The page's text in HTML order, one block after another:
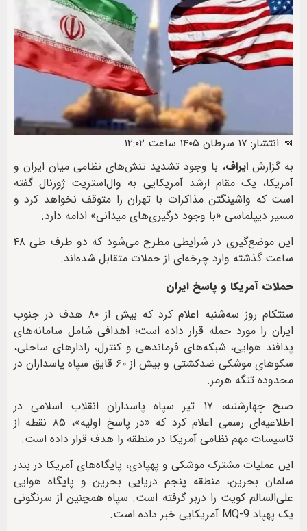
📅 انتشار: ۱۷ سرطان ۱۴۰۵ ساعت ۱۲:۰۲
به گزارش ایراف، با وجود تشدید تنش‌های نظامی میان ایران و
آمریکا، یک مقام ارشد آمریکایی به وال‌استریت ژورنال گفته
است که واشینگتن مذاکرات با تهران را متوقف نخواهد کرد و
مسیر دیپلماسی «با وجود درگیری‌های میدانی» ادامه دارد.
این موضع‌گیری در شرایطی مطرح می‌شود که دو طرف طی ۴۸
ساعت گذشته وارد چرخه‌ای از حملات متقابل شده‌اند.
حملات آمریکا و پاسخ ایران
سنتکام روز سه‌شنبه اعلام کرد که بیش از ۸۰ هدف در جنوب
ایران را مورد حمله قرار داده است؛ اهدافی شامل سامانه‌های
پدافند هوایی، شبکه‌های فرماندهی و کنترل، رادارهای ساحلی،
سکوهای موشکی ضدکشتی و بیش از ۶۰ قایق سپاه پاسداران در
محدوده تنگه هرمز.
صبح چهارشنبه، ۱۷ تیر سپاه پاسداران انقلاب اسلامی در
اطلاعیه‌ای رسمی اعلام کرد که «در پاسخ اولیه»، ۸۵ نقطه از
تاسیسات مهم نظامی آمریکا در منطقه را هدف قرار داده است.
این عملیات مشترک موشکی و پهپادی، پایگاه‌های آمریکا در بندر
سلمان بحرین، منطقه پنجم دریایی بحرین و پایگاه هوایی
علی‌السالم کویت را دربر گرفته است. سپاه همچنین از سرنگونی
یک پهپاد MQ-9 آمریکایی خبر داده است.